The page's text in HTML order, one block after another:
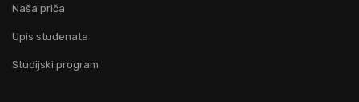
Naša priča
Upis studenata
Studijski program